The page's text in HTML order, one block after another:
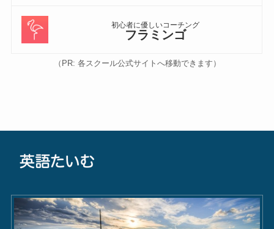
初心者に優しいコーチング
フラミンゴ
（PR: 各スクール公式サイトへ移動できます）